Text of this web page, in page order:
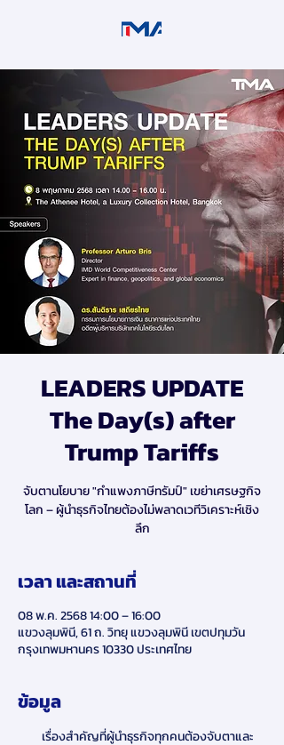
LEADERS UPDATE
The Day(s) after
Trump Tariffs
จับตานโยบาย "กำแพงภาษีทรัมป์" เขย่าเศรษฐกิจ
โลก – ผู้นำธุรกิจไทยต้องไม่พลาดเวทีวิเคราะห์เชิง
ลึก
เวลา และสถานที่
08 พ.ค. 2568 14:00 – 16:00
แขวงลุมพินี, 61 ถ. วิทยุ แขวงลุมพินี เขตปทุมวัน
กรุงเทพมหานคร 10330 ประเทศไทย
ข้อมูล